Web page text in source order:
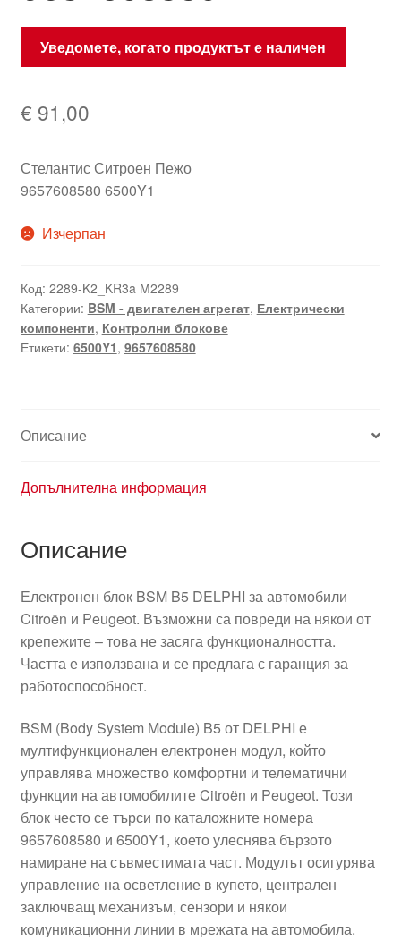
Уведомете, когато продуктът е наличен
€ 91,00
Стелантис Ситроен Пежо
9657608580 6500Y1
Изчерпан
Код: 2289-K2_KR3a M2289
Категории: BSM - двигателен агрегат, Електрически
компоненти, Контролни блокове
Етикети: 6500Y1, 9657608580
Описание
Допълнителна информация
Описание
Електронен блок BSM B5 DELPHI за автомобили
Citroën и Peugeot. Възможни са повреди на някои от
крепежите – това не засяга функционалността.
Частта е използвана и се предлага с гаранция за
работоспособност.
BSM (Body System Module) B5 от DELPHI е
мултифункционален електронен модул, който
управлява множество комфортни и телематични
функции на автомобилите Citroën и Peugeot. Този
блок често се търси по каталожните номера
9657608580 и 6500Y1, което улеснява бързото
намиране на съвместимата част. Модулът осигурява
управление на осветление в купето, централен
заключващ механизъм, сензори и някои
комуникационни линии в мрежата на автомобила.